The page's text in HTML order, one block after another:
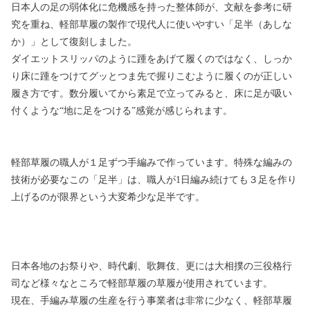
日本人の足の弱体化に危機感を持った整体師が、文献を参考に研
究を重ね、軽部草履の製作で現代人に使いやすい「足半（あしな
か）」として復刻しました。
ダイエットスリッパのように踵をあげて履くのではなく、しっか
り床に踵をつけてグッとつま先で握りこむように履くのが正しい
履き方です。数分履いてから素足で立ってみると、床に足が吸い
付くような“地に足をつける”感覚が感じられます。
軽部草履の職人が１足ずつ手編みで作っています。特殊な編みの
技術が必要なこの「足半」は、職人が1日編み続けても３足を作り
上げるのが限界という大変希少な足半です。
日本各地のお祭りや、時代劇、歌舞伎、更には大相撲の三役格行
司など様々なところで軽部草履の草履が使用されています。
現在、手編み草履の生産を行う事業者は非常に少なく、軽部草履